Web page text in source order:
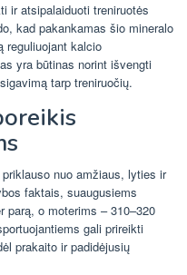
ir atsipalaiduoti treniruotės
kad pakankamas šio mineralo
reguliuojant kalcio
yra būtinas norint išvengti
tarp treniruočių.
nuo amžiaus, lyties ir
faktais, suaugusiems
parą, o moterims – 310–320
gali prireikti
prakaito ir padidėjusių